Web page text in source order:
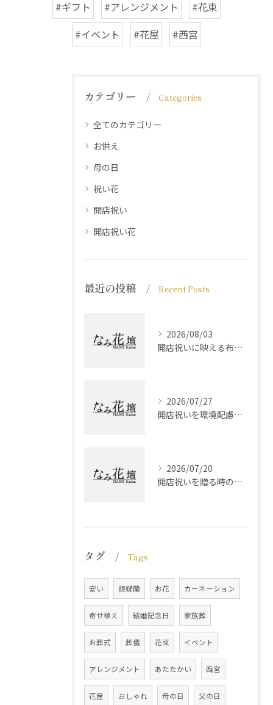
#ギフト #アレンジメント
#花束
#イベント
#花屋 #西宮
カテゴリー Categories
全てのカテゴリー
お供え
母の日
祝い花
開店祝い
開店祝い花
最近の投稿 Recent Posts
2026/08/03
開店祝いに映える布製品選びと兵庫県西宮市加古郡稲美町で贈る最適な組み合わせ方
2026/07/27
開店祝いを環境配慮で選ぶ現代志向ギフトとマナーの最新ガイド
2026/07/20
開店祝いを贈る時の視点と兵庫県西宮市神崎郡神河町で失敗しない選び方ガイド
タグ Tags
安い 胡蝶蘭 お花 カーネーション
寄せ植え 結婚記念日 家族葬
お葬式 葬儀 花束 イベント
アレンジメント あたたかい 西宮
花屋 おしゃれ 母の日 父の日